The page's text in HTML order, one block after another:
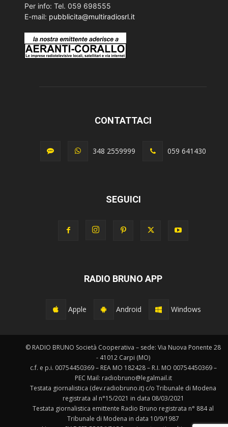
Per info: Tel. 059 698555
E-mail: pubblicita@multiradiosrl.it
CONTATTACI
348 2559999 059 641430
SEGUICI
RADIO BRUNO APP
Apple Android Windows
© RADIO BRUNO Società Cooperativa – sede: Via Nuova Ponente 28
- 41012 Carpi (MO)
c.f. e p.i. 00754450369 – REA MO 182428 – R.I. MO 00754450369 –
PEC Mail: radiobruno@legalmail.it
Testata giornalistica (dev.radiobruno.it) c/o Tribunale di Modena
registrata al n°15/2021 in data 08/03/2021
Testata giornalistica emittente Radio Bruno registrata n° 884 al
Tribunale di Modena in data 10/9/1987